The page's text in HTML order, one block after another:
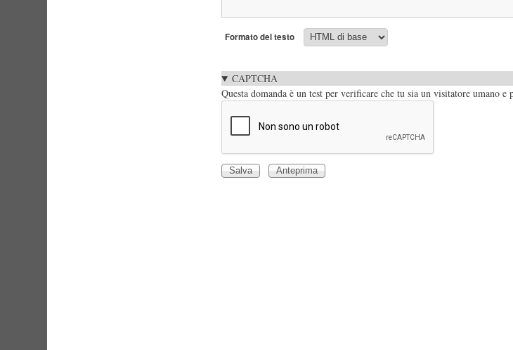
Formato del testo
CAPTCHA
Questa domanda è un test per verificare che tu sia un visitatore umano